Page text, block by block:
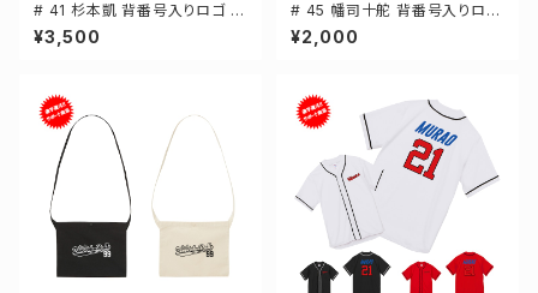
# 41 杉本凱 背番号入りロゴ ド
ライTシャツ 長袖 選手還元 3カ
ラー S-5Lサイズ 000304
¥3,500
# 45 幡司十舵 背番号入りロゴ
キャンバスサコッシュ 選手還元
2カラー 001461
¥2,000